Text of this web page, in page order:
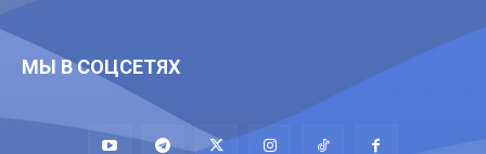
МЫ В СОЦСЕТЯХ